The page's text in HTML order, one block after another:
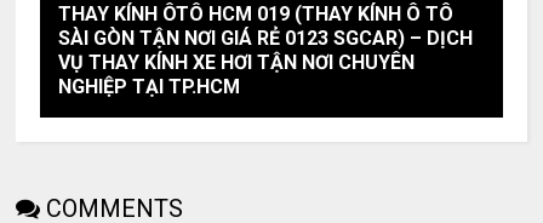
THAY KÍNH ÔTÔ HCM 019 (THAY KÍNH Ô TÔ
SÀI GÒN TẬN NƠI GIÁ RẺ 0123 SGCAR) – DỊCH
VỤ THAY KÍNH XE HƠI TẬN NƠI CHUYÊN
NGHIỆP TẠI TP.HCM
COMMENTS